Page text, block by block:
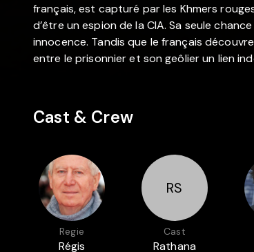
français, est capturé par les Khmers
d’être un espion de la CIA. Sa seule
innocence. Tandis que le français
entre le prisonnier et son geôlier un lien
Cast & Crew
Regie
Régis
RS
Cast
Rathana